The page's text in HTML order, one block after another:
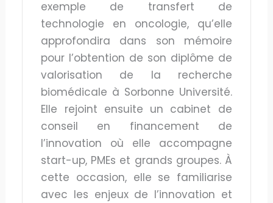
exemple de transfert de
technologie en oncologie, qu’elle
approfondira dans son mémoire
pour l’obtention de son diplôme de
valorisation de la recherche
biomédicale à Sorbonne Université.
Elle rejoint ensuite un cabinet de
conseil en financement de
l’innovation où elle accompagne
start-up, PMEs et grands groupes. À
cette occasion, elle se familiarise
avec les enjeux de l’innovation et